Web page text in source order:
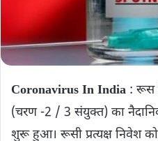
Coronavirus In India : रूस
(चरण -2 / 3 संयुक्त) का
शुरू हुआ। रूसी प्रत्यक्ष निवेश